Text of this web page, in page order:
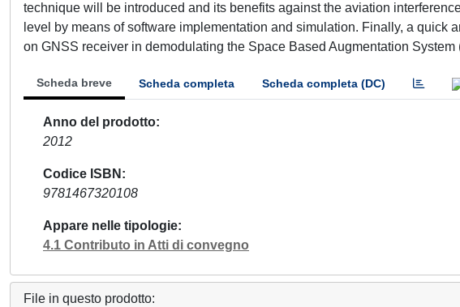
technique will be introduced and its benefits against the aviation
level by means of software implementation and simulation. Finally, a quick
on GNSS receiver in demodulating the Space Based Augmentation
Scheda breve Scheda completa Scheda completa (DC)
Anno del prodotto
2012
Codice ISBN
9781467320108
Appare nelle tipologie
4.1 Contributo in Atti di convegno
File in questo prodotto: